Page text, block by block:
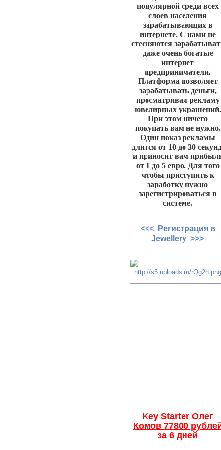
популярной среди всех
слоев населения
зарабатывающих в
интернете. С нами не
стесняются
даже очень богатые
интернет
предприниматели.
Платформа позволяет
зарабатывать деньги,
просматривая рекламу
ювелирных украшений.
При этом ничего
покупать вам не нужно.
Один показ рекламы
длится от 10 до 30
и приносит вам
от 1 до 5 евро. Для того
чтобы приступить к
заработку нужно
зарегистрироваться в
системе.
<<< Регистрация в
Jewellery >>>
Key Starter Олег
Комов 77800
за 6 дней